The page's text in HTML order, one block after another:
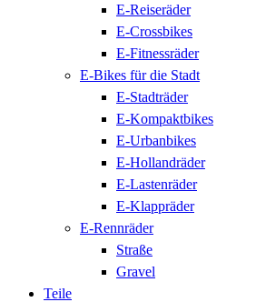
E-Reiseräder
E-Crossbikes
E-Fitnessräder
E-Bikes für die Stadt
E-Stadträder
E-Kompaktbikes
E-Urbanbikes
E-Hollandräder
E-Lastenräder
E-Klappräder
E-Rennräder
Straße
Gravel
Teile